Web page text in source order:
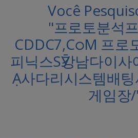
Você
"프로토분석
CDDC7,CഠM 프로
피닉스SӮ강남다이사
Ạ사다리시스템배
게임장